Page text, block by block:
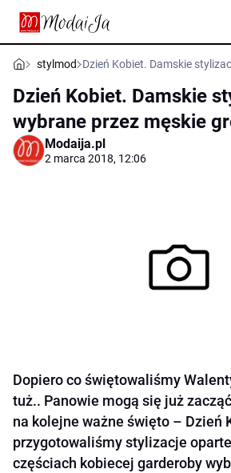
stylmod Dzień Kobiet. Damskie
Dzień Kobiet. Damskie
wybrane przez męskie
Modaija.pl
2 marca 2018, 12:06
Dopiero co świętowaliśmy
tuż.. Panowie mogą się już
na kolejne ważne święto – Dzień
przygotowaliśmy stylizacje
częściach kobiecej garderoby